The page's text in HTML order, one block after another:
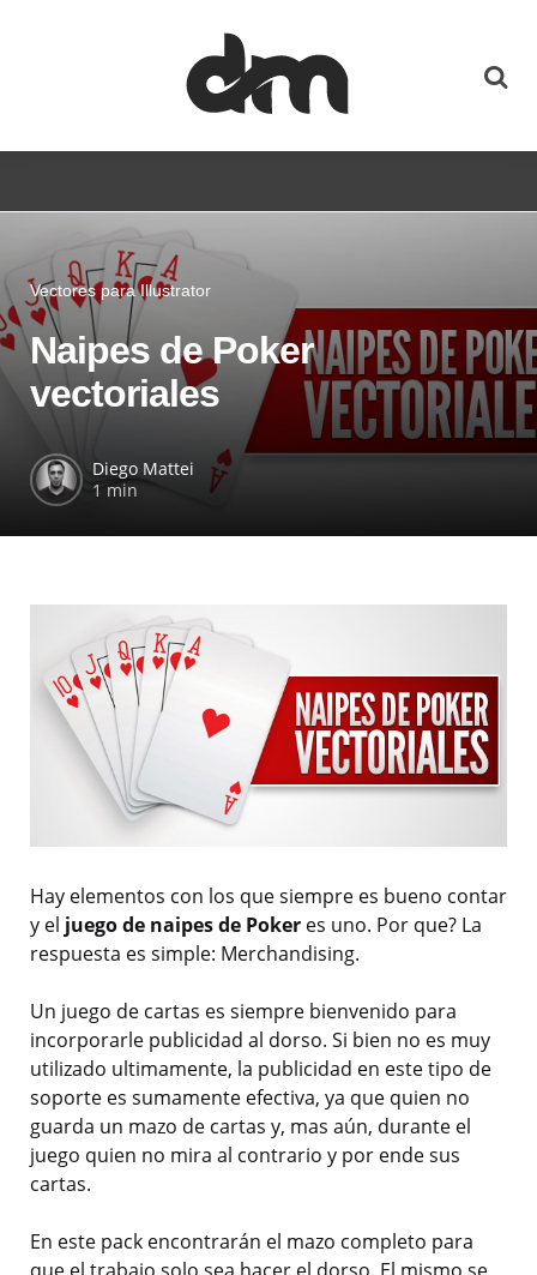
Vectores para Illustrator
Naipes de Poker
vectoriales
Diego Mattei
1 min
Hay elementos con los que siempre es bueno contar
y el juego de naipes de Poker es uno. Por que? La
respuesta es simple: Merchandising.
Un juego de cartas es siempre bienvenido para
incorporarle publicidad al dorso. Si bien no es muy
utilizado ultimamente, la publicidad en este tipo de
soporte es sumamente efectiva, ya que quien no
guarda un mazo de cartas y, mas aún, durante el
juego quien no mira al contrario y por ende sus
cartas.
En este pack encontrarán el mazo completo para